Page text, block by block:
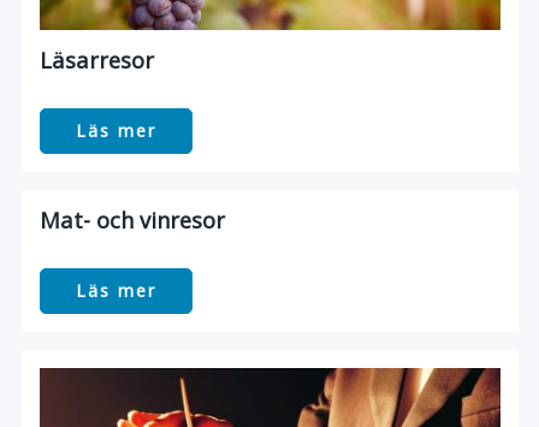
Läsarresor
Läs mer
Mat- och vinresor
Läs mer